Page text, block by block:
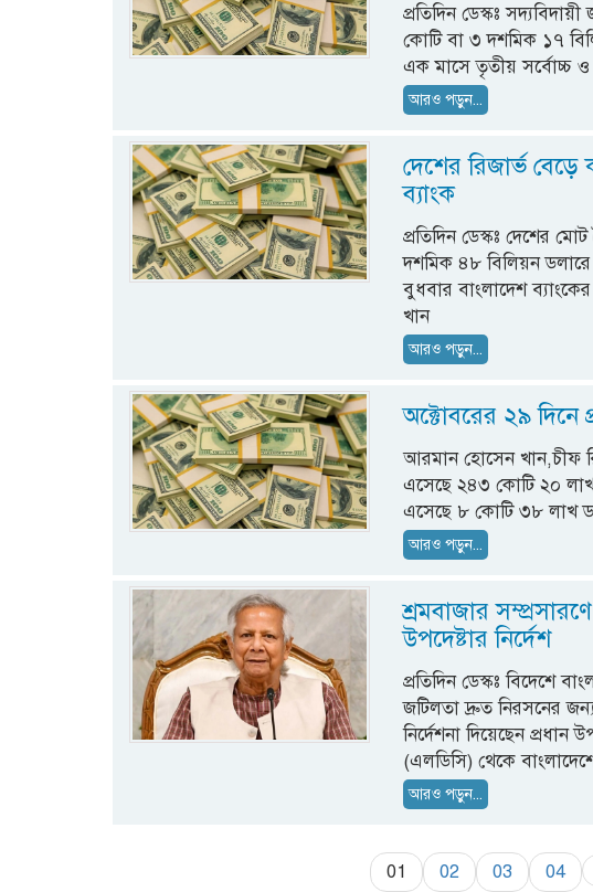
প্রতিদিন ডেস্কঃ
কোটি বা ৩ দশমিক ১৭
এক মাসে তৃতীয় সর্বোচ্চ ও
আরও পড়ুন...
দেশের রিজার্ভ
ব্যাংক
প্রতিদিন ডেস্কঃ দেশের
দশমিক ৪৮ বিলিয়ন ডলারে
বুধবার বাংলাদেশ
খান
আরও পড়ুন...
অক্টোবরের ২৯
আরমান হোসেন খান,চীফ
এসেছে ২৪৩ কোটি ২০
এসেছে ৮ কোটি ৩৮ লাখ
আরও পড়ুন...
শ্রমবাজার
উপদেষ্টার নির্দেশ
প্রতিদিন ডেস্কঃ বিদেশে
জটিলতা দ্রুত নিরসনের জন্য
নির্দেশনা দিয়েছেন
(এলডিসি) থেকে
আরও পড়ুন...
01 02 03 04